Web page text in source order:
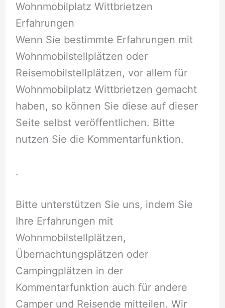
Wohnmobilplatz Wittbrietzen
Erfahrungen
Wenn Sie bestimmte Erfahrungen mit
Wohnmobilstellplätzen oder
Reisemobilstellplätzen, vor allem für
Wohnmobilplatz Wittbrietzen gemacht
haben, so können Sie diese auf dieser
Seite selbst veröffentlichen. Bitte
nutzen Sie die Kommentarfunktion.
.
Bitte unterstützen Sie uns, indem Sie
Ihre Erfahrungen mit
Wohnmobilstellplätzen,
Übernachtungsplätzen oder
Campingplätzen in der
Kommentarfunktion auch für andere
Camper und Reisende mitteilen. Wir